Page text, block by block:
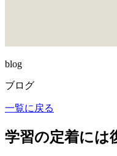
blog
ブログ
一覧に戻る
学習の定着には